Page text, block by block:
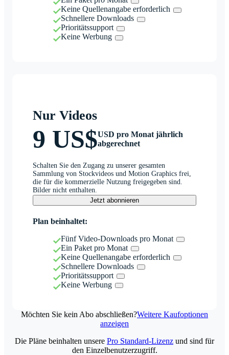
Keine Quellenangabe erforderlich
Schnellere Downloads
Prioritätssupport
Keine Werbung
Nur Videos
9 US$USD pro Monat jährlich
abgerechnet
Schalten Sie den Zugang zu unserer gesamten
Sammlung von Stockvideos und Motion Graphics frei,
die für die kommerzielle Nutzung freigegeben sind.
Bilder nicht enthalten.
Jetzt abonnieren
Plan beinhaltet:
Fünf Video-Downloads pro Monat
Ein Paket pro Monat
Keine Quellenangabe erforderlich
Schnellere Downloads
Prioritätssupport
Keine Werbung
Möchten Sie kein Abo abschließen?Weitere Kaufoptionen
anzeigen
Die Pläne beinhalten unsere Pro Standard-Lizenz und sind für
den Einzelbenutzerzugriff.